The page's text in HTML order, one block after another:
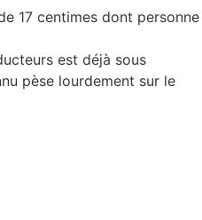
17 centimes dont personne
est déjà sous
pèse lourdement sur le